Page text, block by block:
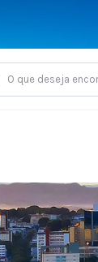
encontrar?